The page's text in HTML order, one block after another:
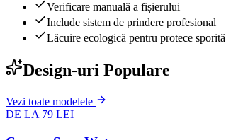
Verificare manuală a fișierului
Include sistem de prindere profesional
Lăcuire ecologică pentru protece sporită
Design-uri Populare
Vezi toate modelele
DE LA 79 LEI